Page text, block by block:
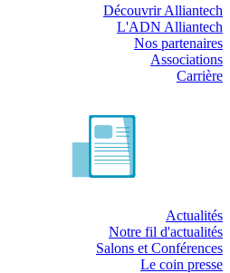
Découvrir Alliantech
L'ADN Alliantech
Nos partenaires
Associations
Carrière
Actualités
Notre fil d'actualités
Salons et Conférences
Le coin presse